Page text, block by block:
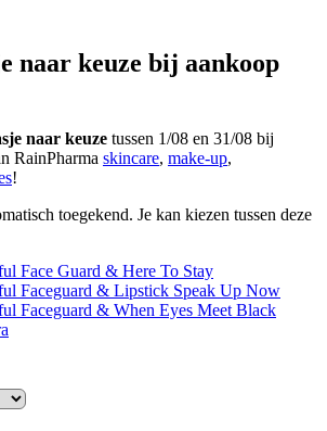
naar keuze bij aankoop
naar keuze tussen 1/08 en 31/08 bij
RainPharma skincare, make-up,
!
toegekend. Je kan kiezen tussen deze
Face Guard & Here To Stay
Faceguard & Lipstick Speak Up Now
Faceguard & When Eyes Meet Black